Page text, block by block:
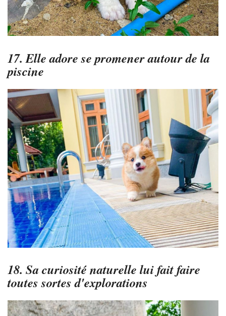
17. Elle adore se promener autour de la
piscine
18. Sa curiosité naturelle lui fait faire
toutes sortes d'explorations